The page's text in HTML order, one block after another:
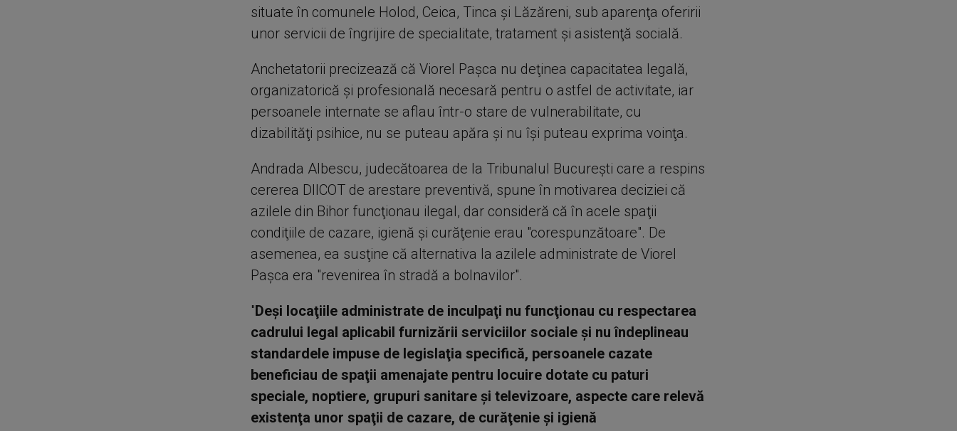
situate în comunele Holod, Ceica, Tinca şi Lăzăreni, sub aparenţa oferirii
unor servicii de îngrijire de specialitate, tratament şi asistenţă socială.
Anchetatorii precizează că Viorel Paşca nu deţinea capacitatea legală,
organizatorică şi profesională necesară pentru o astfel de activitate, iar
persoanele internate se aflau într-o stare de vulnerabilitate, cu
dizabilităţi psihice, nu se puteau apăra şi nu îşi puteau exprima voinţa.
Andrada Albescu, judecătoarea de la Tribunalul Bucureşti care a respins
cererea DIICOT de arestare preventivă, spune în motivarea deciziei că
azilele din Bihor funcţionau ilegal, dar consideră că în acele spaţii
condiţiile de cazare, igienă şi curăţenie erau "corespunzătoare". De
asemenea, ea susţine că alternativa la azilele administrate de Viorel
Paşca era "revenirea în stradă a bolnavilor".
"Deşi locaţiile administrate de inculpaţi nu funcţionau cu respectarea
cadrului legal aplicabil furnizării serviciilor sociale şi nu îndeplineau
standardele impuse de legislaţia specifică, persoanele cazate
beneficiau de spaţii amenajate pentru locuire dotate cu paturi
speciale, noptiere, grupuri sanitare şi televizoare, aspecte care relevă
existenţa unor spaţii de cazare, de curăţenie şi igienă